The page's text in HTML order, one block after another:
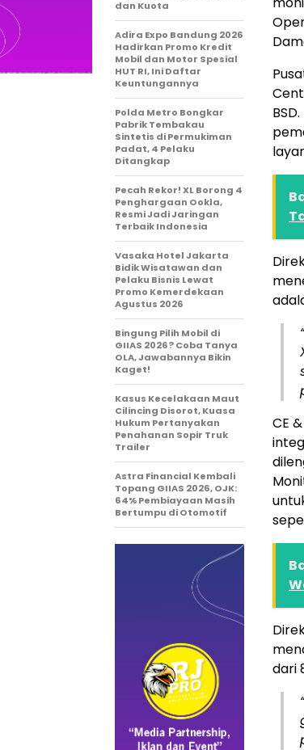
CE
dari
dan Kuota
Adira Expo Bandung 2026
Hadirkan Promo Kredit
Mobil dan Motor Spesial
HUT RI, Ini Daftar
Keuntungannya
Polda Metro Bongkar
Pabrik Tembakau
Sintetis di Permukiman
Padat, 4 Pelaku
Ditangkap
Pecah Rekor! XL Borong 4
Penghargaan Ookla,
Resmi Jadi Jaringan
Terbaik Indonesia
Vasaka Hotel Jakarta
Bidik Wisatawan dan
Pelaku Bisnis Lewat
Promo Kemerdekaan
Agustus 2026
Bingung Pilih Mobil di
GIIAS 2026? Coba Tanya
OLA, Jawabannya Bikin
Kaget!
Kasus Kecelakaan Maut
Cilincing Disorot, Kuasa
Hukum Pertanyakan
Penahanan Sopir Truk
Trailer
Astra Financial Kembali
Topang GIIAS 2026, OJK:
64% Pembiayaan Masih
Bertumpu di Otomotif